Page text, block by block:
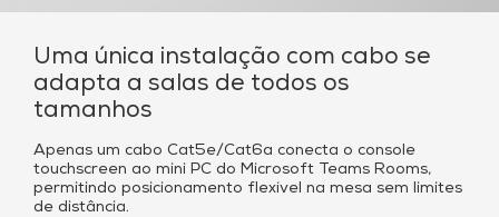
Uma única instalação com cabo se
adapta a salas de todos os
tamanhos
Apenas um cabo Cat5e/Cat6a conecta o console
touchscreen ao mini PC do Microsoft Teams Rooms,
permitindo posicionamento flexível na mesa sem limites
de distância.